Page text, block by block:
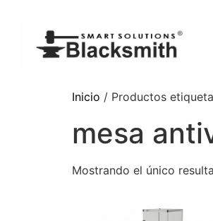
Inicio / Productos
mesa
Mostrando el único